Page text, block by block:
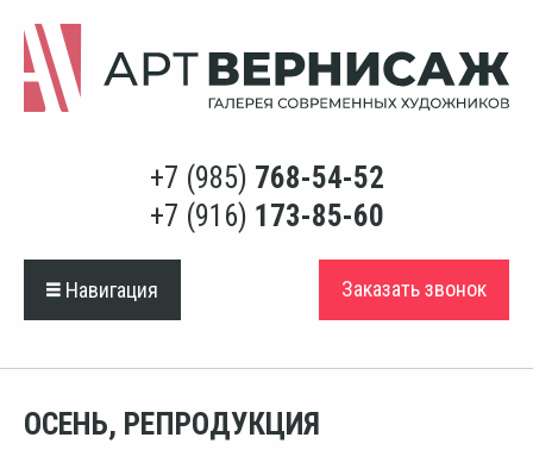
+7 (985) 768-54-52
+7 (916) 173-85-60
Навигация Заказать звонок
ОСЕНЬ, РЕПРОДУКЦИЯ